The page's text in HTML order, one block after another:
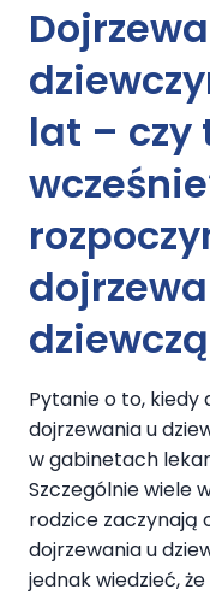
lat – czy
Pytanie o to, kiedy
dojrzewania u
w gabinetach
Szczególnie wiele
rodzice zaczynają
dojrzewania u
jednak wiedzieć,